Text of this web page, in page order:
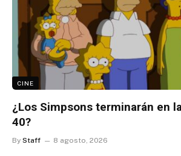
CINE
¿Los Simpsons terminarán en
40?
By Staff 8 agosto, 2026